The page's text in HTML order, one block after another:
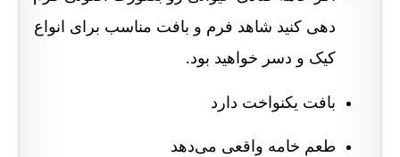
دهی کنید شاهد فرم و بافت مناسب برای انواع
کیک و دسر خواهید بود.
بافت یکنواخت دارد
طعم خامه واقعی می‌دهد